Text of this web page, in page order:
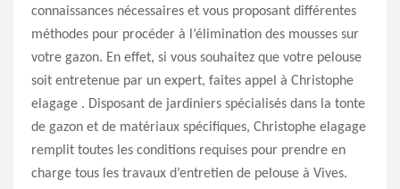
connaissances nécessaires et vous proposant différentes
méthodes pour procéder à l’élimination des mousses sur
votre gazon. En effet, si vous souhaitez que votre pelouse
soit entretenue par un expert, faites appel à Christophe
elagage . Disposant de jardiniers spécialisés dans la tonte
de gazon et de matériaux spécifiques, Christophe elagage
remplit toutes les conditions requises pour prendre en
charge tous les travaux d’entretien de pelouse à Vives.